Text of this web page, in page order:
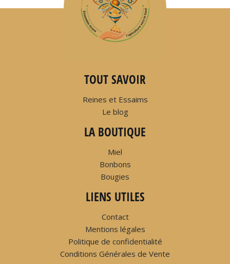
TOUT SAVOIR
Reines et Essaims
Le blog
LA BOUTIQUE
Miel
Bonbons
Bougies
LIENS UTILES
Contact
Mentions légales
Politique de confidentialité
Conditions Générales de Vente